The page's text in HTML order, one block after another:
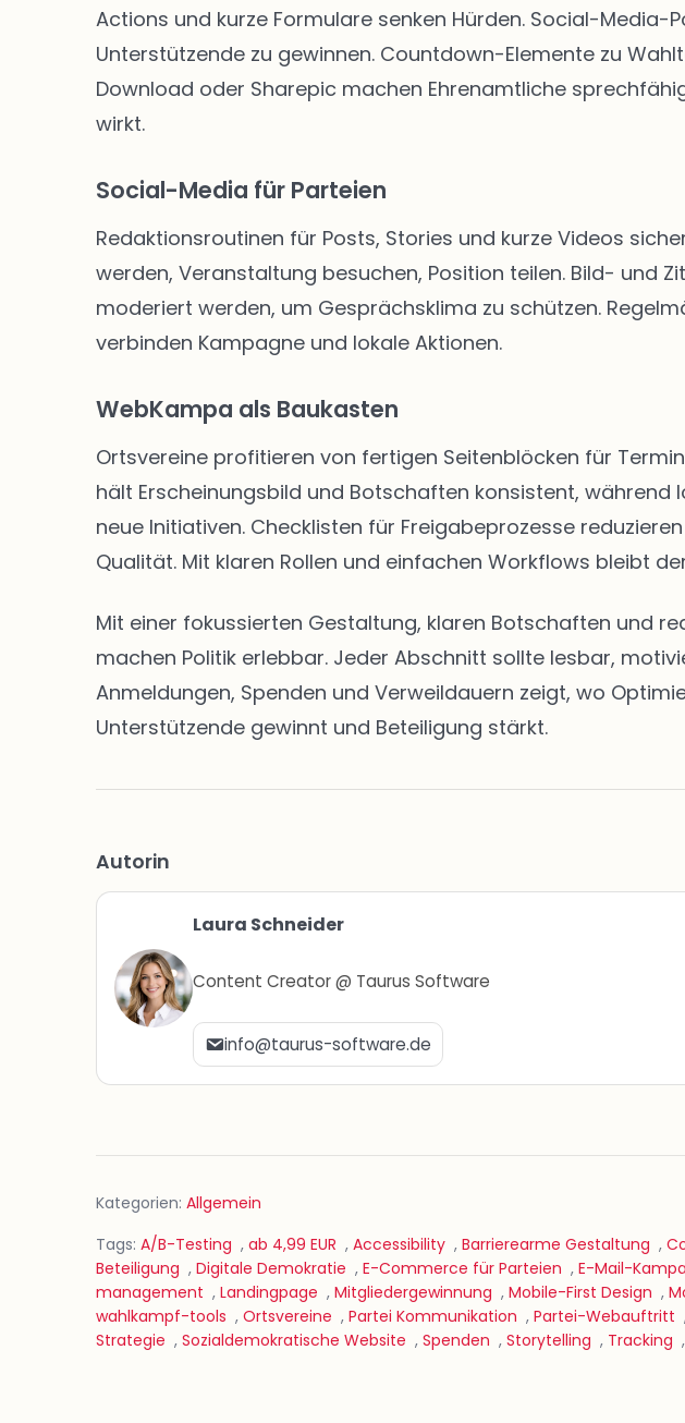
Actions und kurze Formulare senken Hürden. Social-
Unterstützende zu gewinnen. Countdown-Elemente zu
Download oder Sharepic machen Ehrenamtliche
wirkt.
Social-Media für Parteien
Redaktionsroutinen für Posts, Stories und kurze Videos
werden, Veranstaltung besuchen, Position teilen. Bild- und
moderiert werden, um Gesprächsklima zu schützen.
verbinden Kampagne und lokale Aktionen.
WebKampa als Baukasten
Ortsvereine profitieren von fertigen Seitenblöcken für
hält Erscheinungsbild und Botschaften konsistent,
neue Initiativen. Checklisten für Freigabeprozesse
Qualität. Mit klaren Rollen und einfachen Workflows bleibt
Mit einer fokussierten Gestaltung, klaren Botschaften und
machen Politik erlebbar. Jeder Abschnitt sollte lesbar,
Anmeldungen, Spenden und Verweildauern zeigt, wo
Unterstützende gewinnt und Beteiligung stärkt.
Autorin
Laura Schneider
Content Creator @ Taurus Software
info@taurus-software.de
Kategorien: Allgemein
Tags: A/B-Testing , ab 4,99 EUR , Accessibility , Barrierearme Gestaltung ,
Beteiligung , Digitale Demokratie , E-Commerce für Parteien , E-Mail-
management , Landingpage , Mitgliedergewinnung , Mobile-First Design ,
wahlkampf-tools , Ortsvereine , Partei Kommunikation , Partei-Webauftritt
Strategie , Sozialdemokratische Website , Spenden , Storytelling , Tracking ,